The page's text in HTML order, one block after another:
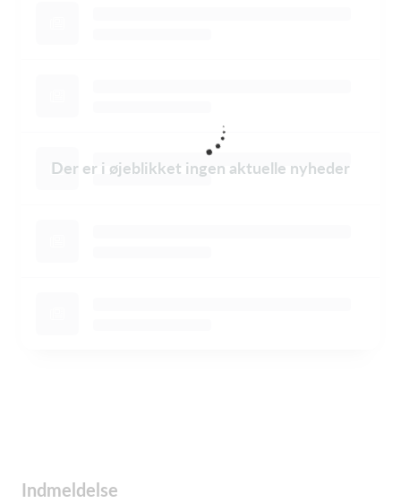
Der er i øjeblikket ingen aktuelle nyheder
Indmeldelse